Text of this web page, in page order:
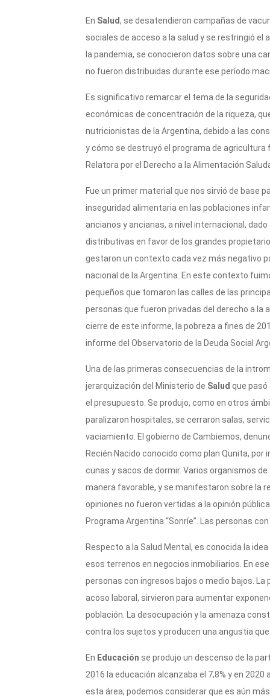
En Salud, se desatendieron campañas de
sociales de acceso a la salud y se restringió el
la pandemia, se conocieron datos sobre una
no fueron distribuidas durante ese período
Es significativo remarcar el tema de la
económicas de concentración de la riqueza,
nutricionistas de la Argentina, debido a las
y cómo se destruyó el programa de agricultura
Relatora por el Derecho a la Alimentación
Fue un primer material que nos sirvió de base
inseguridad alimentaria en las poblaciones
ancianos y ancianas, a nivel internacional,
distributivas en favor de los grandes
gestaron un contexto cada vez más negativo
nacional de la Argentina. En este contexto
pequeños que tomaron las calles de las
personas que fueron privadas del derecho a la
cierre de este informe, la pobreza a fines de
informe del Observatorio de la Deuda Social
Una de las primeras consecuencias de la
jerarquización del Ministerio de Salud que pasó
el presupuesto. Se produjo, como en otros
paralizaron hospitales, se cerraron salas,
vaciamiento. El gobierno de Cambiemos,
Recién Nacido conocido como plan Qunita,
cunas y sacos de dormir. Varios organismos
manera favorable, y se manifestaron sobre la
opiniones no fueron vertidas a la opinión
Programa Argentina “Sonríe”. Las personas
Respecto a la Salud Mental, es conocida la
esos terrenos en negocios inmobiliarios. En
personas con ingresos bajos o medio bajos.
acoso laboral, sirvieron para aumentar
población. La desocupación y la amenaza
contra los sujetos y producen una angustia
En Educación se produjo un descenso de la
2016 la educación alcanzaba el 7,8% y en
esta área, podemos considerar que es aún